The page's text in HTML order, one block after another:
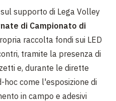
supporto di Lega Volley
di Campionato di
raccolta fondi sui LED
tramite la presenza di
e, durante le dirette
hoc come l'esposizione di
in campo e adesivi